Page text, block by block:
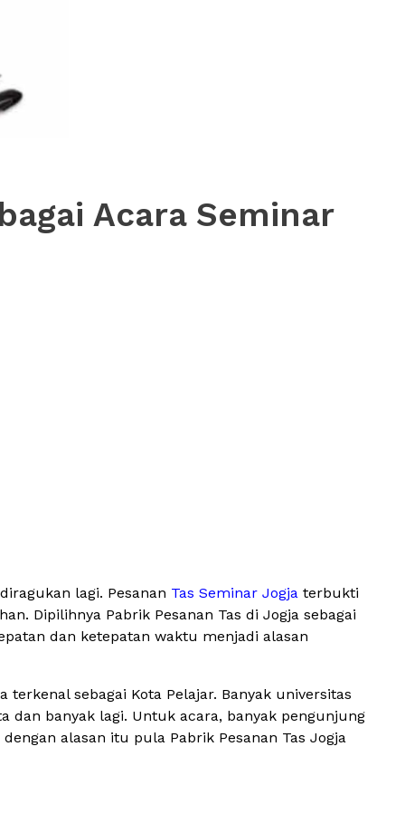
Acara Seminar
lagi. Pesanan Tas Seminar Jogja terbukti
Dipilihnya Pabrik Pesanan Tas di Jogja sebagai
dan ketepatan waktu menjadi alasan
sebagai Kota Pelajar. Banyak universitas
dan banyak lagi. Untuk acara, banyak pengunjung
alasan itu pula Pabrik Pesanan Tas Jogja